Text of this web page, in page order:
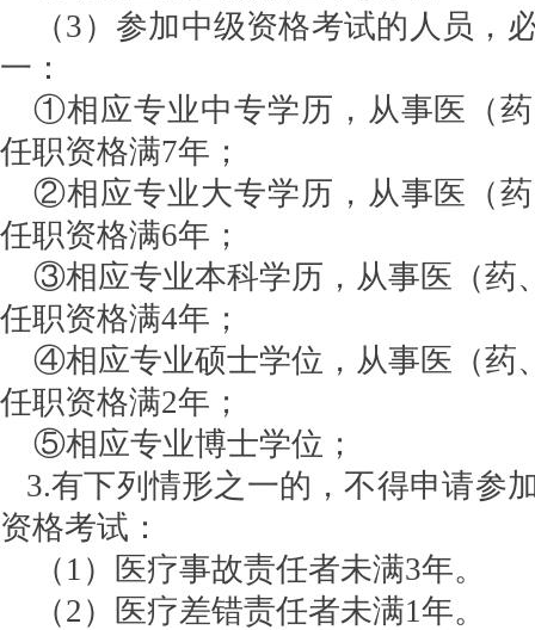
（3）参加中级资格考试的人员，
一：
①相应专业中专学历，从事医（
任职资格满7年；
②相应专业大专学历，从事医（
任职资格满6年；
③相应专业本科学历，从事医（药
任职资格满4年；
④相应专业硕士学位，从事医（药
任职资格满2年；
⑤相应专业博士学位；
3.有下列情形之一的，不得申请参
资格考试：
（1）医疗事故责任者未满3年。
（2）医疗差错责任者未满1年。